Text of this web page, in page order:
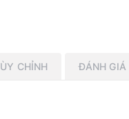
CHỈNH ĐÁNH GIÁ